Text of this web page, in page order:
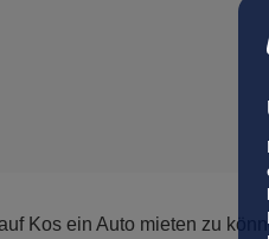
Kos ein Auto mieten zu